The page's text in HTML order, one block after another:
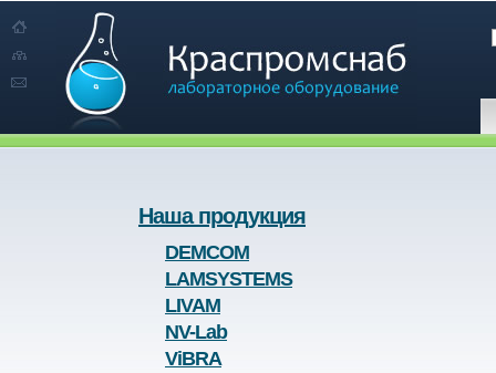
Наша продукция
DEMCOM
LAMSYSTEMS
LIVAM
NV-Lab
ViBRA